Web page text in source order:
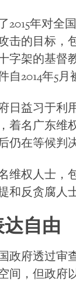
2015年对全
击的目标，
字架的基督
自2014年5月
日益习于利
着名广东维
仍在等候判决
维权人士，
和反贪腐人
自由
政府透过审
间，但政府